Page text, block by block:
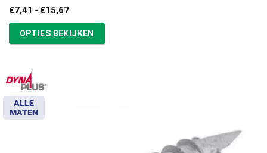
€7,41 - €15,67Prijsklasse:
tot
€15,67
OPTIES BEKIJKEN
ALLE
MATEN